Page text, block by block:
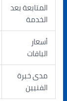
المتابعة بعد
الخدمة
أسعار
الباقات
مدى خبرة
الفنيين